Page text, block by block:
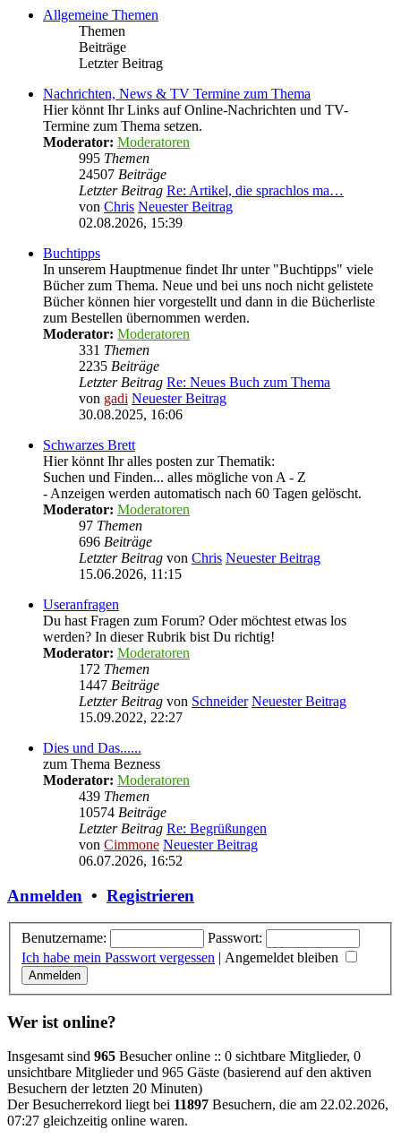
Allgemeine Themen
Themen
Beiträge
Letzter Beitrag
Nachrichten, News & TV Termine zum Thema
Hier könnt Ihr Links auf Online-Nachrichten und TV-
Termine zum Thema setzen.
Moderator: Moderatoren
995 Themen
24507 Beiträge
Letzter Beitrag Re: Artikel, die sprachlos ma…
von Chris Neuester Beitrag
02.08.2026, 15:39
Buchtipps
In unserem Hauptmenue findet Ihr unter "Buchtipps" viele
Bücher zum Thema. Neue und bei uns noch nicht gelistete
Bücher können hier vorgestellt und dann in die Bücherliste
zum Bestellen übernommen werden.
Moderator: Moderatoren
331 Themen
2235 Beiträge
Letzter Beitrag Re: Neues Buch zum Thema
von gadi Neuester Beitrag
30.08.2025, 16:06
Schwarzes Brett
Hier könnt Ihr alles posten zur Thematik:
Suchen und Finden... alles mögliche von A - Z
- Anzeigen werden automatisch nach 60 Tagen gelöscht.
Moderator: Moderatoren
97 Themen
696 Beiträge
Letzter Beitrag von Chris Neuester Beitrag
15.06.2026, 11:15
Useranfragen
Du hast Fragen zum Forum? Oder möchtest etwas los
werden? In dieser Rubrik bist Du richtig!
Moderator: Moderatoren
172 Themen
1447 Beiträge
Letzter Beitrag von Schneider Neuester Beitrag
15.09.2022, 22:27
Dies und Das......
zum Thema Bezness
Moderator: Moderatoren
439 Themen
10574 Beiträge
Letzter Beitrag Re: Begrüßungen
von Cimmone Neuester Beitrag
06.07.2026, 16:52
Anmelden • Registrieren
Benutzername:
Passwort:
Ich habe mein Passwort vergessen | Angemeldet bleiben
Wer ist online?
Insgesamt sind 965 Besucher online :: 0 sichtbare Mitglieder, 0
unsichtbare Mitglieder und 965 Gäste (basierend auf den aktiven
Besuchern der letzten 20 Minuten)
Der Besucherrekord liegt bei 11897 Besuchern, die am 22.02.2026,
07:27 gleichzeitig online waren.